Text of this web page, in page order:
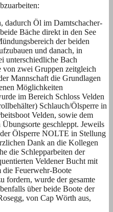
dadurch Öl im Damtschacher-
Bäche direkt in den See
der beiden
und danach, in
unterschiedliche Bach
von zwei Gruppen zeitgleich
Mannschaft die Grundlagen
Möglichkeiten
im Bereich Schloss Velden
Schlauch/Ölsperre in
Velden, sowie dem
geschleppt. Jeweils
Ölsperre NOLTE in Stellung
Dank an die Kollegen
die Schlepparbeiten der
Veldener Bucht mit
die Feuerwehr-Boote
fordern, wurde der gesamte
über beide Boote der
von Cap Wörth aus,